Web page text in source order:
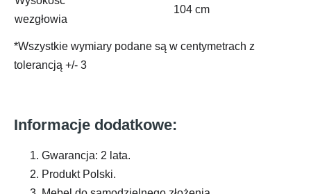
wezgłowia
104 cm
*Wszystkie wymiary podane są w centymetrach z
tolerancją +/- 3
Informacje dodatkowe:
Gwarancja: 2 lata.
Produkt Polski.